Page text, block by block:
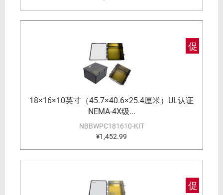
促
18×16×10英寸（45.7×40.6×25.4厘米）UL认证
NEMA-4X级...
NBBWPC181610-KIT
¥1,452.99
促